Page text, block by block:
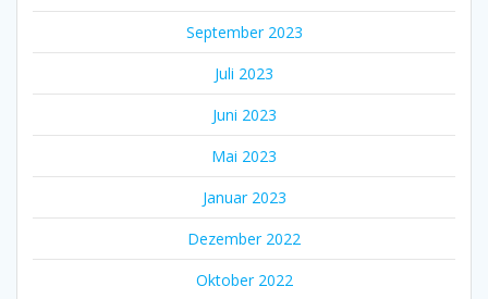
September 2023
Juli 2023
Juni 2023
Mai 2023
Januar 2023
Dezember 2022
Oktober 2022